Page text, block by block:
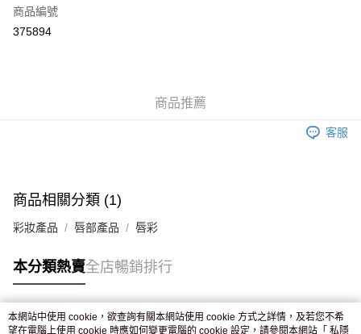
Apple Pay
付款後門市自取，訂單確認後2-4個工作天到店，7天內取。逾期後
商品編號
375894
商品推薦
客服
商品相關分類 (1)
彩妝產品 唇部產品 唇彩
本分類熱賣全店暢銷排行
熱門標籤
本網站中使用 cookie，欲查詢有關本網站使用 cookie 方式之詳情，及若您不希
望在電腦上使用 cookie 時應如何變更電腦的 cookie 設定，請參閱本網站「 私隱